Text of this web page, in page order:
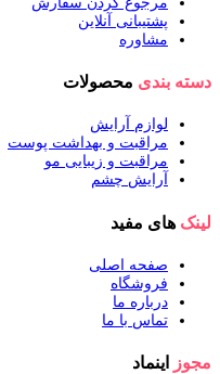
پشتیبانی آنلاین
مشاوره
دسته بندی محصولات
لوازم آرایش
مراقبت و بهداشت پوست
مراقبت و زیبایی مو
آرایش چشم
لینک های مفید
صفحه اصلی
فروشگاه
درباره ما
تماس با ما
مجوز اینماد